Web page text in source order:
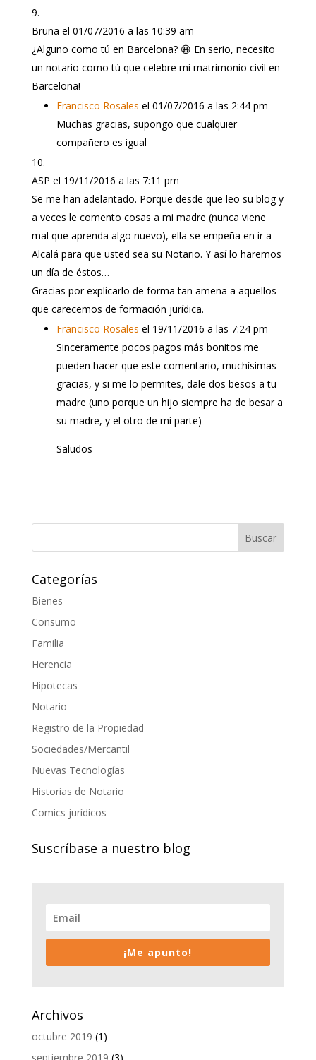
Bruna el 01/07/2016 a las 10:39 am
¿Alguno como tú en Barcelona? 😀 En serio, necesito
un notario como tú que celebre mi matrimonio civil en
Barcelona!
Francisco Rosales el 01/07/2016 a las 2:44 pm
Muchas gracias, supongo que cualquier
compañero es igual
ASP el 19/11/2016 a las 7:11 pm
Se me han adelantado. Porque desde que leo su blog y
a veces le comento cosas a mi madre (nunca viene
mal que aprenda algo nuevo), ella se empeña en ir a
Alcalá para que usted sea su Notario. Y así lo haremos
un día de éstos…
Gracias por explicarlo de forma tan amena a aquellos
que carecemos de formación jurídica.
Francisco Rosales el 19/11/2016 a las 7:24 pm
Sinceramente pocos pagos más bonitos me
pueden hacer que este comentario, muchísimas
gracias, y si me lo permites, dale dos besos a tu
madre (uno porque un hijo siempre ha de besar a
su madre, y el otro de mi parte)
Saludos
Categorías
Bienes
Consumo
Familia
Herencia
Hipotecas
Notario
Registro de la Propiedad
Sociedades/Mercantil
Nuevas Tecnologías
Historias de Notario
Comics jurídicos
Suscríbase a nuestro blog
¡Me apunto!
Archivos
octubre 2019 (1)